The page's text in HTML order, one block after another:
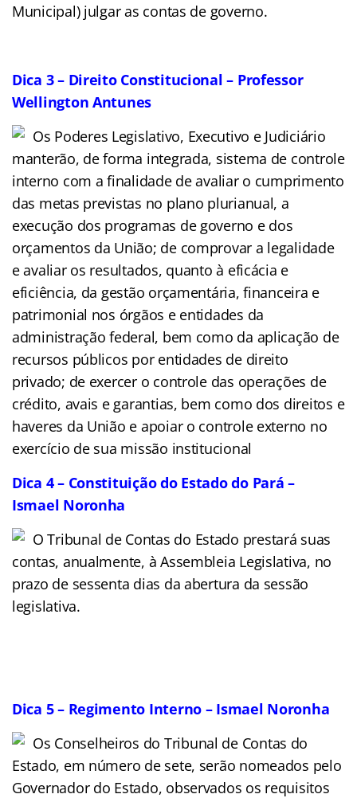
Municipal) julgar as contas de governo.
Dica 3 – Direito Constitucional – Professor
Wellington Antunes
Os Poderes Legislativo, Executivo e Judiciário
manterão, de forma integrada, sistema de controle
interno com a finalidade de avaliar o cumprimento
das metas previstas no plano plurianual, a
execução dos programas de governo e dos
orçamentos da União; de comprovar a legalidade
e avaliar os resultados, quanto à eficácia e
eficiência, da gestão orçamentária, financeira e
patrimonial nos órgãos e entidades da
administração federal, bem como da aplicação de
recursos públicos por entidades de direito
privado; de exercer o controle das operações de
crédito, avais e garantias, bem como dos direitos e
haveres da União e apoiar o controle externo no
exercício de sua missão institucional
Dica 4 – Constituição do Estado do Pará –
Ismael Noronha
O Tribunal de Contas do Estado prestará suas
contas, anualmente, à Assembleia Legislativa, no
prazo de sessenta dias da abertura da sessão
legislativa.
Dica 5 – Regimento Interno – Ismael Noronha
Os Conselheiros do Tribunal de Contas do
Estado, em número de sete, serão nomeados pelo
Governador do Estado, observados os requisitos